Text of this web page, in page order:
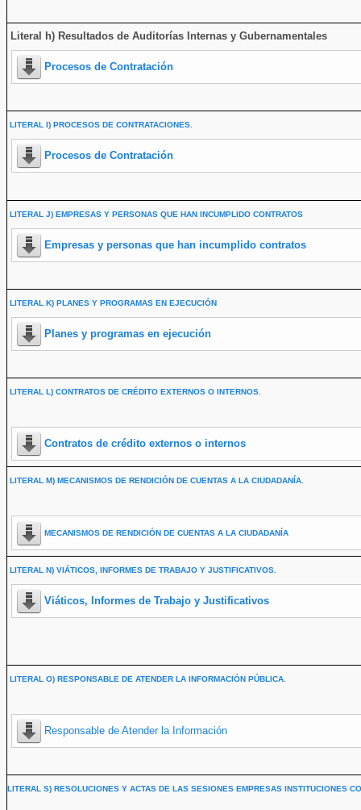
Literal h) Resultados de Auditorías Internas y Gubernamentales
Procesos de Contratación
LITERAL I) PROCESOS DE CONTRATACIONES.
Procesos de Contratación
LITERAL J) EMPRESAS Y PERSONAS QUE HAN INCUMPLIDO CONTRATOS
Empresas y personas que han incumplido contratos
LITERAL K) PLANES Y PROGRAMAS EN EJECUCIÓN
Planes y programas en ejecución
LITERAL L) CONTRATOS DE CRÉDITO EXTERNOS O INTERNOS.
Contratos de crédito externos o internos
LITERAL M) MECANISMOS DE RENDICIÓN DE CUENTAS A LA CIUDADANÍA.
MECANISMOS DE RENDICIÓN DE CUENTAS A LA CIUDADANÍA
LITERAL N) VIÁTICOS, INFORMES DE TRABAJO Y JUSTIFICATIVOS.
Viáticos, Informes de Trabajo y Justificativos
LITERAL O) RESPONSABLE DE ATENDER LA INFORMACIÓN PÚBLICA.
Responsable de Atender la Información
LITERAL S) RESOLUCIONES Y ACTAS DE LAS SESIONES EMPRESAS INSTITUCIONES